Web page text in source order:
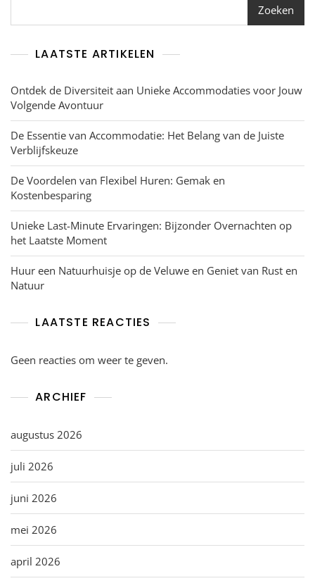
Zoeken
LAATSTE ARTIKELEN
Ontdek de Diversiteit aan Unieke Accommodaties voor Jouw
Volgende Avontuur
De Essentie van Accommodatie: Het Belang van de Juiste
Verblijfskeuze
De Voordelen van Flexibel Huren: Gemak en
Kostenbesparing
Unieke Last-Minute Ervaringen: Bijzonder Overnachten op
het Laatste Moment
Huur een Natuurhuisje op de Veluwe en Geniet van Rust en
Natuur
LAATSTE REACTIES
Geen reacties om weer te geven.
ARCHIEF
augustus 2026
juli 2026
juni 2026
mei 2026
april 2026